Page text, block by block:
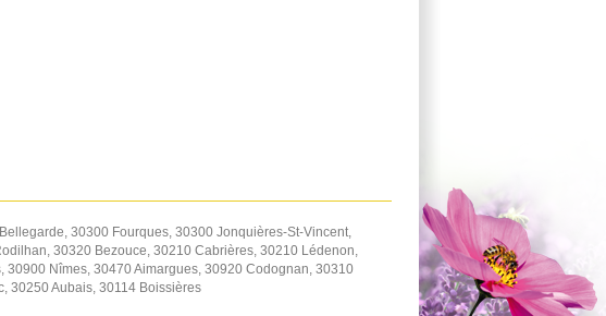
30300 Fourques, 30300 Jonquières-St-Vincent,
30320 Bezouce, 30210 Cabrières, 30210 Lédenon,
Nîmes, 30470 Aimargues, 30920 Codognan, 30310
30250 Aubais, 30114 Boissières